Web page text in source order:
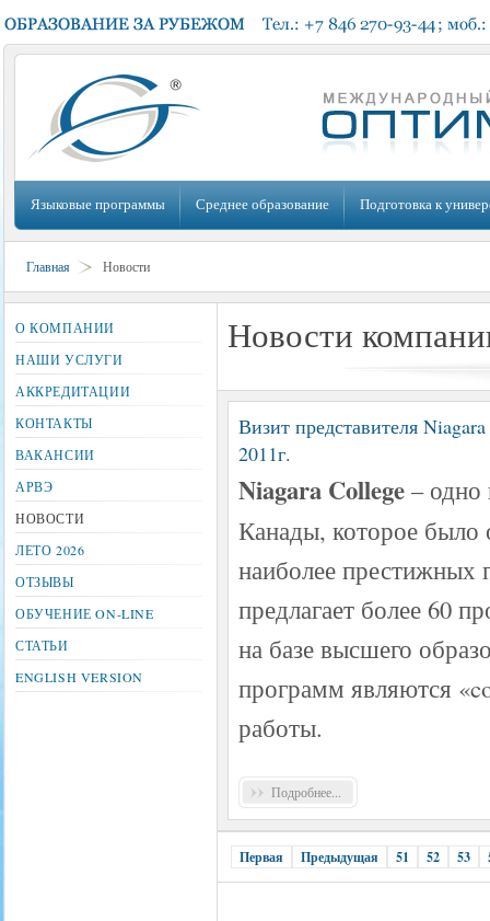
Языковые программы Среднее образование Подготовка к
Главная Новости
Новости
Визит представителя
2011г.
Niagara College – одно
Канады, которое было
наиболее престижных
предлагает более 60
на базе высшего
программ являются
работы.
Подробнее...
Первая Предыдущая 51 52 53
О КОМПАНИИ
НАШИ УСЛУГИ
АККРЕДИТАЦИИ
КОНТАКТЫ
ВАКАНСИИ
АРВЭ
НОВОСТИ
ЛЕТО 2026
ОТЗЫВЫ
ОБУЧЕНИЕ ON-LINE
СТАТЬИ
ENGLISH VERSION